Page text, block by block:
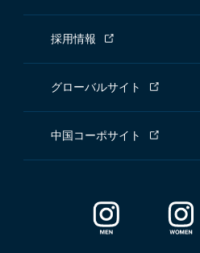
採用情報
グローバルサイト
中国コーポサイト